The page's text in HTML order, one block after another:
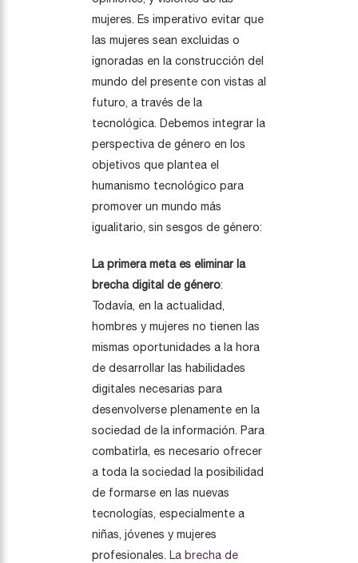
mujeres. Es imperativo evitar que
las mujeres sean excluidas o
ignoradas en la construcción del
mundo del presente con vistas al
futuro, a través de la
tecnológica. Debemos integrar la
perspectiva de género en los
objetivos que plantea el
humanismo tecnológico para
promover un mundo más
igualitario, sin sesgos de género:
La primera meta es eliminar la
brecha digital de género:
Todavía, en la actualidad,
hombres y mujeres no tienen las
mismas oportunidades a la hora
de desarrollar las habilidades
digitales necesarias para
desenvolverse plenamente en la
sociedad de la información. Para
combatirla, es necesario ofrecer
a toda la sociedad la posibilidad
de formarse en las nuevas
tecnologías, especialmente a
niñas, jóvenes y mujeres
profesionales. La brecha de